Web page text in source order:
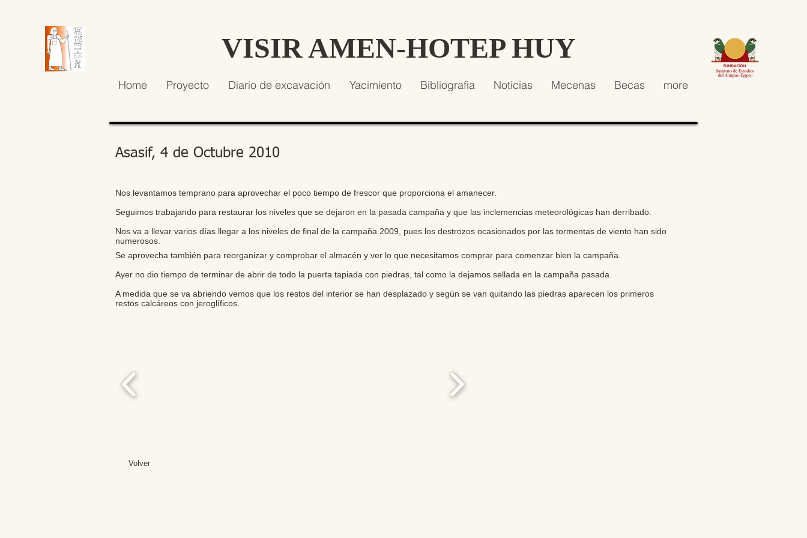
VISIR AMEN-HOTEP HUY
Home Proyecto Diario de excavación Yacimiento Bibliografia Noticias Mecenas Becas more
Asasif, 4 de Octubre 2010
Nos levantamos temprano para aprovechar el poco tiempo de frescor que proporciona el amanecer.
Seguimos trabajando para restaurar los niveles que se dejaron en la pasada campaña y que las inclemencias meteorológicas han derribado.
Nos va a llevar varios días llegar a los niveles de final de la campaña 2009, pues los destrozos ocasionados por las tormentas de viento han sido
numerosos.
Se aprovecha también para reorganizar y comprobar el almacén y ver lo que necesitamos comprar para comenzar bien la campaña.
Ayer no dio tiempo de terminar de abrir de todo la puerta tapiada con piedras, tal como la dejamos sellada en la campaña pasada.
A medida que se va abriendo vemos que los restos del interior se han desplazado y según se van quitando las piedras aparecen los primeros
restos calcáreos con jeroglíficos.
Volver